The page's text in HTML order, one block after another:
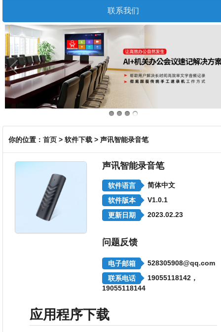
联系我们
你的位置： 首页> 软件下载 > 声讯智能录音笔
声讯智能录音笔
软件语言 简体中文
软件版本 V1.0.1
更新日期 2023.02.23
问题反馈
电子邮箱 528305908@qq.com
联系电话
19055118142，
19055118144
应用程序下载